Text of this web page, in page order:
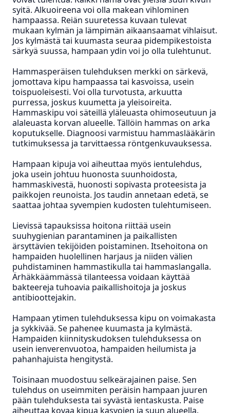
syitä. Alkuoireena voi olla makean vihlominen
hampaassa. Reiän suuretessa kuvaan tulevat
mukaan kylmän ja lämpimän aikaansaamat vihlaisut.
Jos kylmästä tai kuumasta seuraa pidempikestoista
särkyä suussa, hampaan ydin voi jo olla tulehtunut.
Hammasperäisen tulehduksen merkki on särkevä,
jomottava kipu hampaassa tai kasvoissa, usein
toispuoleisesti. Voi olla turvotusta, arkuutta
purressa, joskus kuumetta ja yleisoireita.
Hammaskipu voi säteillä yläleuasta ohimoseutuun ja
alaleuasta korvan alueelle. Tällöin hammas on arka
koputukselle. Diagnoosi varmistuu hammaslääkärin
tutkimuksessa ja tarvittaessa röntgenkuvauksessa.
Hampaan kipuja voi aiheuttaa myös ientulehdus,
joka usein johtuu huonosta suunhoidosta,
hammaskivestä, huonosti sopivasta proteesista ja
paikkojen reunoista. Jos taudin annetaan edetä, se
saattaa johtaa syvempien kudosten tulehtumiseen.
Lievissä tapauksissa hoitona riittää usein
suuhygienian parantaminen ja paikallisten
ärsyttävien tekijöiden poistaminen. Itsehoitona on
hampaiden huolellinen harjaus ja niiden välien
puhdistaminen hammastikulla tai hammaslangalla.
Ärhäkkäämmässä tilanteessa voidaan käyttää
bakteereja tuhoavia paikallishoitoja ja joskus
antibioottejakin.
Hampaan ytimen tulehduksessa kipu on voimakasta
ja sykkivää. Se pahenee kuumasta ja kylmästä.
Hampaiden kiinnityskudoksen tulehduksessa on
usein ienverenvuotoa, hampaiden heilumista ja
pahanhajuista hengitystä.
Toisinaan muodostuu selkeärajainen paise. Sen
tulehdus on useimmiten peräisin hampaan juuren
pään tulehduksesta tai syvästä ientaskusta. Paise
aiheuttaa kovaa kipua kasvojen ja suun alueella.